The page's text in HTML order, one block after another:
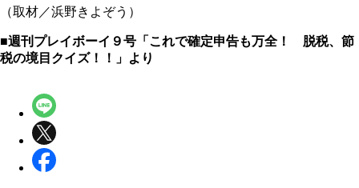
（取材／浜野きよぞう）
■週刊プレイボーイ９号「これで確定申告も万全！ 脱税、節
税の境目クイズ！！」より